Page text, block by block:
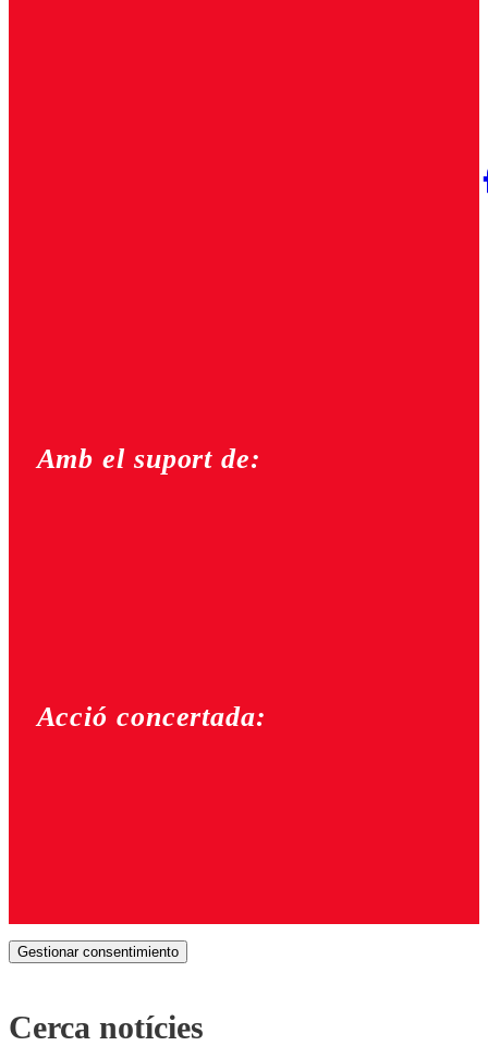
Amb el suport de:
Acció concertada:
Gestionar consentimiento
Cerca notícies